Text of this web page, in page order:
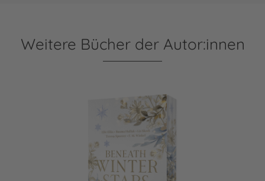
Weitere Bücher der Autor:innen
Beneath Winter Stars